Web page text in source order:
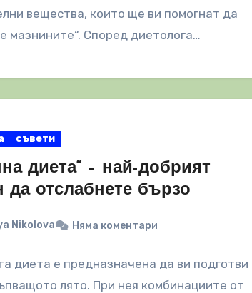
вещества, които ще ви помогнат да
мазнините“. Според диетолога…
съвети
диета“ – най-добрият
да отслабнете бързо
Nikolova Няма коментари
диета е предназначена да ви подготви
лято. При нея комбинациите от